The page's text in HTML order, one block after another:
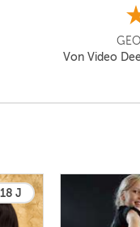
Von Video
J